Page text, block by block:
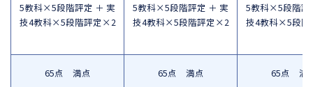
5教科×5段階評定 ＋ 実
技4教科×5段階評定×2
65点 満点
5教科×5段階評定 ＋ 実
技4教科×5段階評定×2
65点 満点
5教科×5段階評
技4教科×5段
65点 満